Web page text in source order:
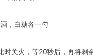
，白糖各一勺
关火，等20秒后，再将剩